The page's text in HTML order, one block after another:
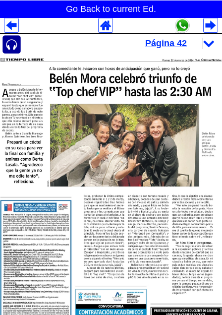
Go Back to current Ed.
Despliegues Analytics
Despliegues Totales
Despliegues por Rubros